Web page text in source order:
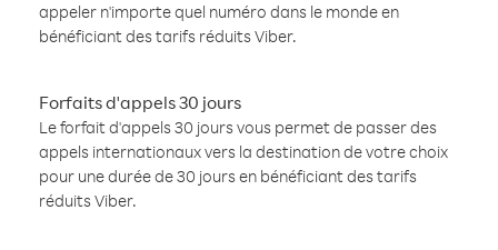
appeler n'importe quel numéro dans le monde en
bénéficiant des tarifs réduits Viber.
Forfaits d'appels 30 jours
Le forfait d'appels 30 jours vous permet de passer des
appels internationaux vers la destination de votre choix
pour une durée de 30 jours en bénéficiant des tarifs
réduits Viber.